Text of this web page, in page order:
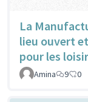
La
lieu ouvert
pour les
Amina
9 0